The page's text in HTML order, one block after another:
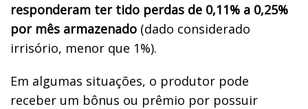
responderam ter tido perdas de 0,11% a 0,25%
por mês armazenado (dado considerado
irrisório, menor que 1%).
Em algumas situações, o produtor pode
receber um bônus ou prêmio por possuir